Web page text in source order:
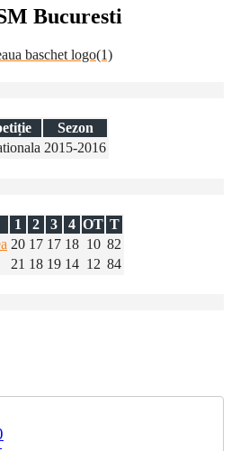
Bucuresti
Sezon
2015-2016
1 2 3 4 OT T
20 17 17 18 10 82
21 18 19 14 12 84